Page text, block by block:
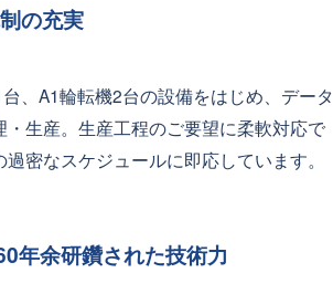
の充実
、A1輪転機2台の設備をはじめ、データ
生産。生産工程のご要望に柔軟対応で
密なスケジュールに即応しています。
年余研鑽された技術力